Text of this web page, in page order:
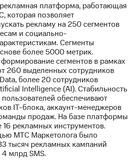
платформа, работающая
которая позволяет
рекламу на 250 сегментов
и социально-
Сегменты
более 5000 метрик.
сегментов в рамках
260 выделенных сотрудников
более 20 сотрудников
Intelligence (AI). Стабильность
обеспечивают
IT-блока, аккаунт-менеджеров
продаж. На базе платформы
16 рекламных инструментов.
МТС Маркетолога было
тысяч рекламных кампаний
млрд SMS.